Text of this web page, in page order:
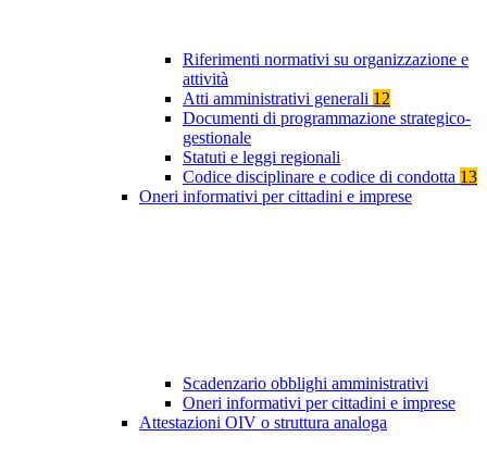
Riferimenti normativi su organizzazione e
attività
Atti amministrativi generali 12
Documenti di programmazione strategico-
gestionale
Statuti e leggi regionali
Codice disciplinare e codice di condotta 13
Oneri informativi per cittadini e imprese
Scadenzario obblighi amministrativi
Oneri informativi per cittadini e imprese
Attestazioni OIV o struttura analoga